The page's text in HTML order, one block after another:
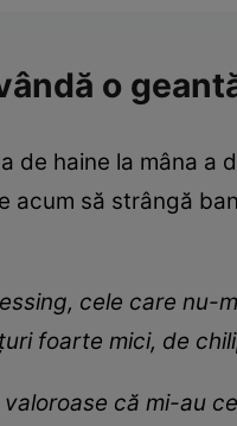
o
de haine la mâna a
acum să strângă
cele care nu-
foarte mici, de
că mi-au